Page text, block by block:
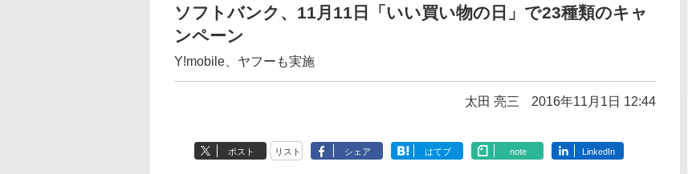
ソフトバンク、11月11日「いい買い物の日」で23種類のキャ
ンペーン
Y!mobile、ヤフーも実施
太田 亮三 2016年11月1日 12:44
ポスト リスト シェア はてブ note LinkedIn